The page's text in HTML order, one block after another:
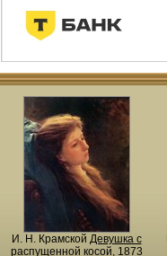
И. Н. Крамской Девушка с
распущенной косой, 1873